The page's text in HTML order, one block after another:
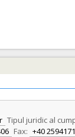
Tipul juridic al
Fax: +40